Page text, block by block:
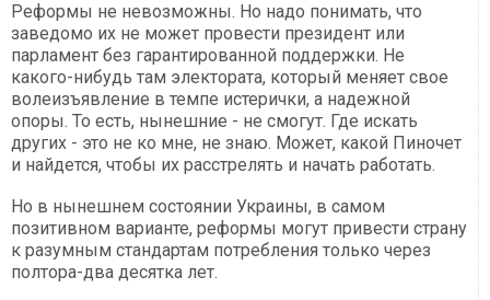
Реформы не невозможны. Но надо понимать, что
заведомо их не может провести президент или
парламент без гарантированной поддержки. Не
какого-нибудь там электората, который меняет свое
волеизъявление в темпе истерички, а надежной
опоры. То есть, нынешние - не смогут. Где искать
других - это не ко мне, не знаю. Может, какой Пиночет
и найдется, чтобы их расстрелять и начать работать.
Но в нынешнем состоянии Украины, в самом
позитивном варианте, реформы могут привести страну
к разумным стандартам потребления только через
полтора-два десятка лет.